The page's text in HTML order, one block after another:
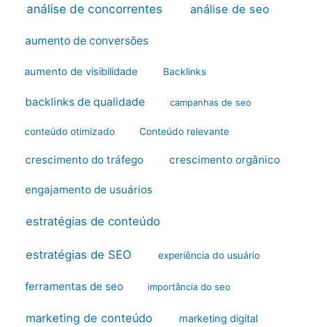
análise de concorrentes análise de seo
aumento de conversões
aumento de visibilidade Backlinks
backlinks de qualidade campanhas de seo
conteúdo otimizado Conteúdo relevante
crescimento do tráfego crescimento orgânico
engajamento de usuários
estratégias de conteúdo
estratégias de SEO experiência do usuário
ferramentas de seo importância do seo
marketing de conteúdo marketing digital